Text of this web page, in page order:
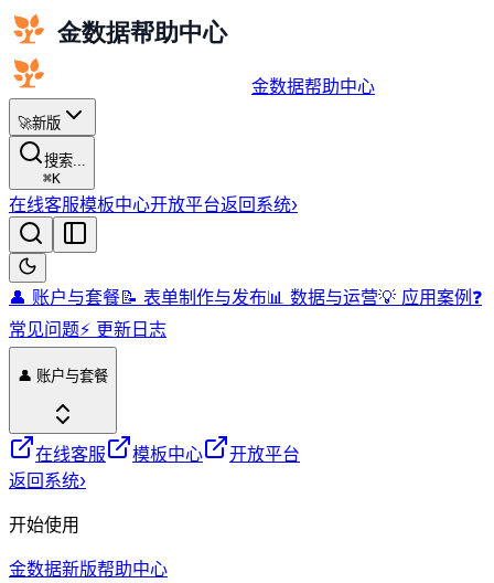
金数据帮助中心
🚀新版
搜索...
⌘K
在线客服模板中心开放平台返回系统›
👤 账户与套餐📝 表单制作与发布📊 数据与运营💡 应用案例 ❓
常见问题⚡️ 更新日志
👤 账户与套餐
在线客服 模板中心
开放平台
返回系统›
开始使用
金数据新版帮助中心